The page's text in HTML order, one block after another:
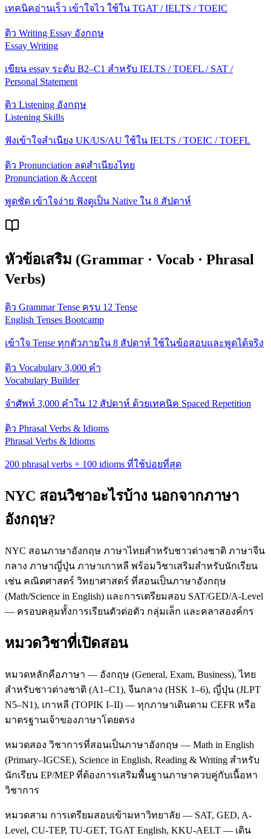
เทคนิคอ่านเร็ว เข้าใจไว ใช้ใน TGAT / IELTS / TOEIC
ติว Writing Essay อังกฤษ
Essay Writing
เขียน essay ระดับ B2–C1 สำหรับ IELTS / TOEFL / SAT /
Personal Statement
ติว Listening อังกฤษ
Listening Skills
ฟังเข้าใจสำเนียง UK/US/AU ใช้ใน IELTS / TOEIC / TOEFL
ติว Pronunciation ลดสำเนียงไทย
Pronunciation & Accent
พูดชัด เข้าใจง่าย ฟังดูเป็น Native ใน 8 สัปดาห์
หัวข้อเสริม (Grammar · Vocab · Phrasal
Verbs)
ติว Grammar Tense ครบ 12 Tense
English Tenses Bootcamp
เข้าใจ Tense ทุกตัวภายใน 8 สัปดาห์ ใช้ในข้อสอบและพูดได้จริง
ติว Vocabulary 3,000 คำ
Vocabulary Builder
จำศัพท์ 3,000 คำใน 12 สัปดาห์ ด้วยเทคนิค Spaced Repetition
ติว Phrasal Verbs & Idioms
Phrasal Verbs & Idioms
200 phrasal verbs + 100 idioms ที่ใช้บ่อยที่สุด
NYC สอนวิชาอะไรบ้าง นอกจากภาษา
อังกฤษ?
NYC สอนภาษาอังกฤษ ภาษาไทยสำหรับชาวต่างชาติ ภาษาจีน
กลาง ภาษาญี่ปุ่น ภาษาเกาหลี พร้อมวิชาเสริมสำหรับนักเรียน
เช่น คณิตศาสตร์ วิทยาศาสตร์ ที่สอนเป็นภาษาอังกฤษ
(Math/Science in English) และการเตรียมสอบ SAT/GED/A-Level
— ครอบคลุมทั้งการเรียนตัวต่อตัว กลุ่มเล็ก และคลาสองค์กร
หมวดวิชาที่เปิดสอน
หมวดหลักคือภาษา — อังกฤษ (General, Exam, Business), ไทย
สำหรับชาวต่างชาติ (A1–C1), จีนกลาง (HSK 1–6), ญี่ปุ่น (JLPT
N5–N1), เกาหลี (TOPIK I–II) — ทุกภาษาเดินตาม CEFR หรือ
มาตรฐานเจ้าของภาษาโดยตรง
หมวดสอง วิชาการที่สอนเป็นภาษาอังกฤษ — Math in English
(Primary–IGCSE), Science in English, Reading & Writing สำหรับ
นักเรียน EP/MEP ที่ต้องการเสริมพื้นฐานภาษาควบคู่กับเนื้อหา
วิชาการ
หมวดสาม การเตรียมสอบเข้ามหาวิทยาลัย — SAT, GED, A-
Level, CU-TEP, TU-GET, TGAT English, KKU-AELT — เดิน